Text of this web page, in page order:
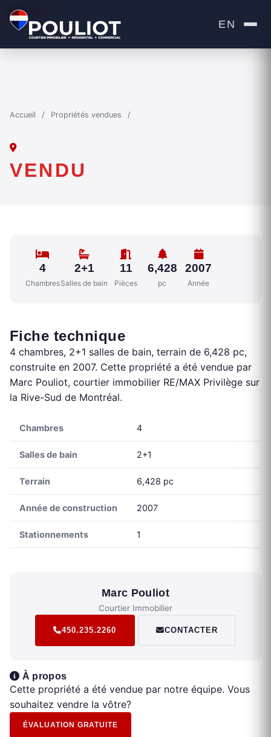
EN
Accueil / Propriétés vendues /
VENDU
VENDU
4
Chambres
2+1
Salles de bain
11
Pièces
6,428
pc
2007
Année
Fiche technique
4 chambres, 2+1 salles de bain, terrain de 6,428 pc,
construite en 2007. Cette propriété a été vendue par
Marc Pouliot, courtier immobilier RE/MAX Privilège sur
la Rive-Sud de Montréal.
Chambres 4
Salles de bain 2+1
Terrain 6,428 pc
Année de construction 2007
Stationnements 1
Marc Pouliot
Courtier Immobilier
450.235.2260 CONTACTER
À propos
Cette propriété a été vendue par notre équipe. Vous
souhaitez vendre la vôtre?
ÉVALUATION GRATUITE